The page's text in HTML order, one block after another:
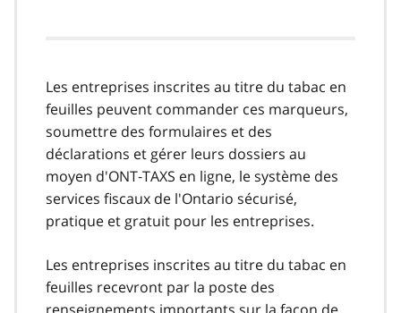
Les entreprises inscrites au titre du tabac en
feuilles peuvent commander ces marqueurs,
soumettre des formulaires et des
déclarations et gérer leurs dossiers au
moyen d'ONT‑TAXS en ligne, le système des
services fiscaux de l'Ontario sécurisé,
pratique et gratuit pour les entreprises.
Les entreprises inscrites au titre du tabac en
feuilles recevront par la poste des
renseignements importants sur la façon de